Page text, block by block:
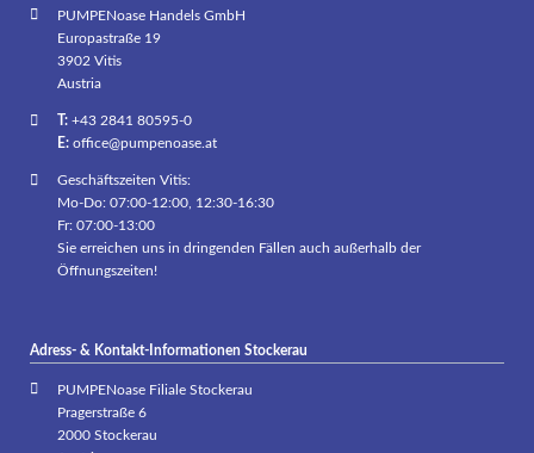
PUMPENoase Handels GmbH
Europastraße 19
3902 Vitis
Austria
T:+43 2841 80595-0
E: office@pumpenoase.at
Geschäftszeiten Vitis:
Mo-Do: 07:00-12:00, 12:30-16:30
Fr: 07:00-13:00
Sie erreichen uns in dringenden Fällen auch außerhalb der
Öffnungszeiten!
Adress- & Kontakt-Informationen Stockerau
PUMPENoase Filiale Stockerau
Pragerstraße 6
2000 Stockerau